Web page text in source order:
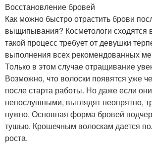
Восстановление бровей
Как можно быстро отрастить брови
выщипывания? Косметологи сходятся
такой процесс требует от девушки
выполнения всех рекомендованных
Только в этом случае отращивание
Возможно, что волоски появятся уже
после старта работы. Но даже если
непослушными, выглядят неопрятно,
нужно. Основная форма бровей
тушью. Крошечным волоскам дается
роста.